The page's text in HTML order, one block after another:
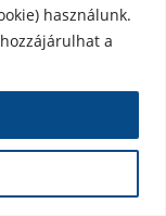
használunk.
a